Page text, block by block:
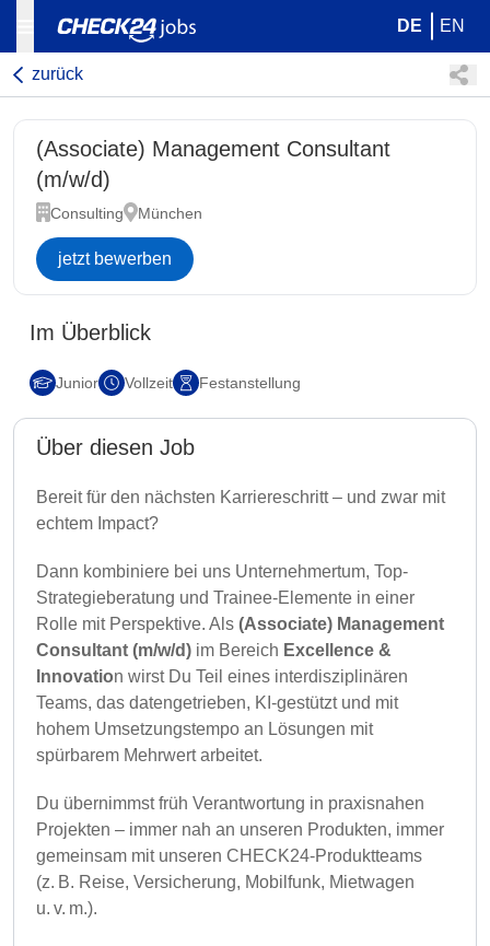
DE EN
zurück
(Associate) Management Consultant
(m/w/d)
Consulting München
jetzt bewerben
Im Überblick
Junior Vollzeit Festanstellung
Über diesen Job
Bereit für den nächsten Karriereschritt – und zwar mit
echtem Impact?
Dann kombiniere bei uns Unternehmertum, Top-
Strategieberatung und Trainee-Elemente in einer
Rolle mit Perspektive. Als (Associate) Management
Consultant (m/w/d) im Bereich Excellence &
Innovation wirst Du Teil eines interdisziplinären
Teams, das datengetrieben, KI-gestützt und mit
hohem Umsetzungstempo an Lösungen mit
spürbarem Mehrwert arbeitet.
Du übernimmst früh Verantwortung in praxisnahen
Projekten – immer nah an unseren Produkten, immer
gemeinsam mit unseren CHECK24-Produktteams
(z. B. Reise, Versicherung, Mobilfunk, Mietwagen
u. v. m.).